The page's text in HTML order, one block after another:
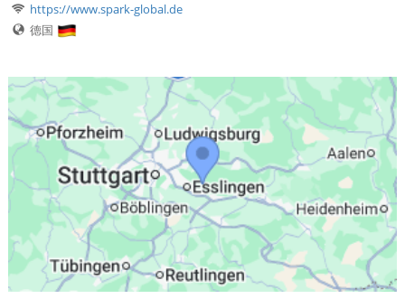
https://www.spark-global.de
德国